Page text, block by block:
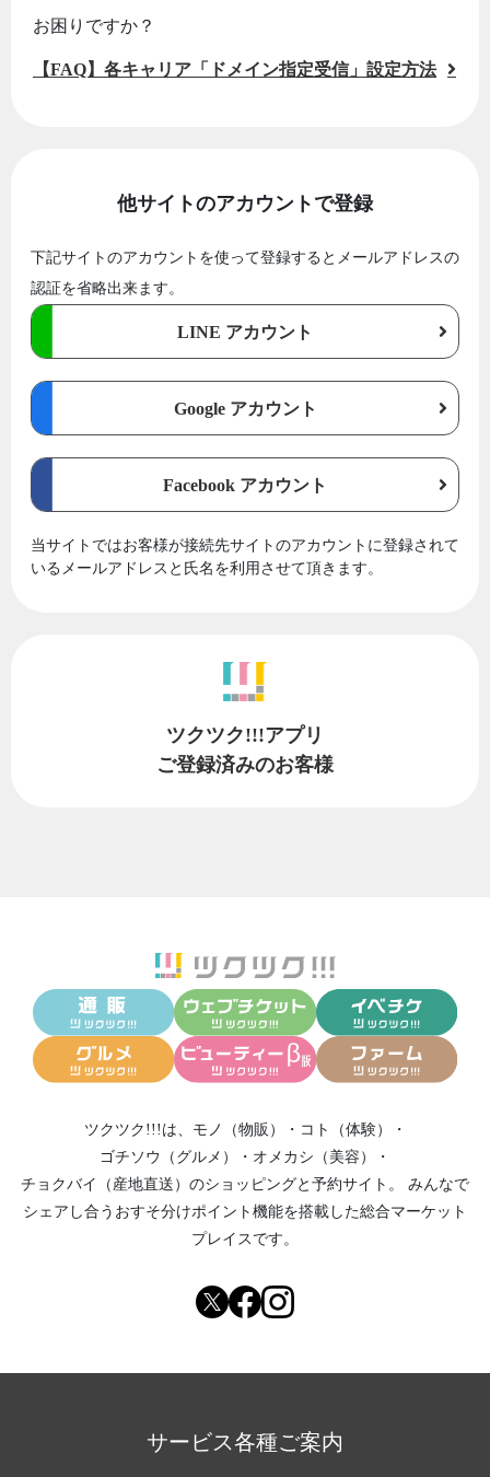
お困りですか？
【FAQ】各キャリア「ドメイン指定受信」設定方法
他サイトのアカウントで登録
下記サイトのアカウントを使って登録するとメールアドレスの
認証を省略出来ます。
LINE アカウント
Google アカウント
Facebook アカウント
当サイトではお客様が接続先サイトのアカウントに登録されて
いるメールアドレスと氏名を利用させて頂きます。
ツクツク!!!アプリ
ご登録済みのお客様
ツクツク!!!は、 モノ（物販） ・ コト（体験）
・
ゴチソウ（グルメ）
・ オメカシ（美容）
・
チョクバイ（産地直送） のショッピングと予約サイト。
みんなで
シェアし合う おすそ分けポイント機能を搭載した総合マーケット
プレイスです。
サービス各種ご案内